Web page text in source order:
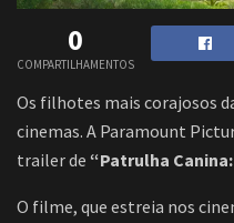
0
COMPARTILHAMENTOS
Os filhotes mais corajosos
cinemas. A Paramount
trailer de “Patrulha
O filme, que estreia nos